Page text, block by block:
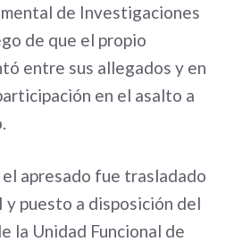
de Investigaciones
de que el propio
entre sus allegados y en
en el asalto a
apresado fue trasladado
y puesto a disposición del
la Unidad Funcional de